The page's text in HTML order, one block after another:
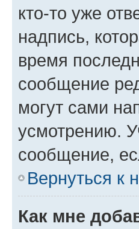
кто-то уже
надпись,
время
сообщение
могут сами
усмотрению.
сообщение,
Вернуться к
Как мне